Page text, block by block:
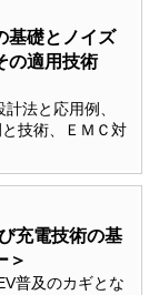
基礎とノイズ
の適用技術
法と応用例、
技術、ＥＭＣ対
充電技術の基
＞
普及のカギとな